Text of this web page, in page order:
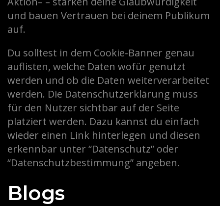
und bauen Vertrauen bei deinem Publikum
auf.
Du solltest in dem Cookie-Banner genau
auflisten, welche Daten wofür genutzt
werden und ob die Daten weiterverarbeitet
werden. Die Datenschutzerklärung muss
für den Nutzer sichtbar auf der Seite
platziert werden. Dazu kannst du einfach
wieder einen Link hinterlegen und diesen
erkennbar unter “Datenschutz” oder
“Datenschutzbestimmung” angeben.
Blogs